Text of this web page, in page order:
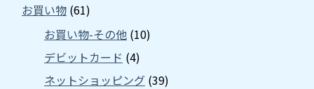
お買い物 (61)
お買い物-その他 (10)
デビットカード (4)
ネットショッピング (39)